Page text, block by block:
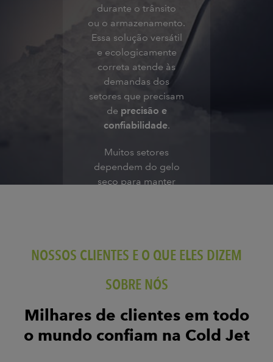
durante o trânsito
ou o armazenamento.
Essa solução versátil
e ecologicamente
correta atende às
demandas dos
setores que precisam
de precisão e
confiabilidade.
Muitos setores
dependem do gelo
seco para manter
farmacêuticos, de
de distribuição
catering de
NOSSOS CLIENTES E O QUE ELES DIZEM
SOBRE NÓS
Milhares de clientes em todo
o mundo confiam na Cold Jet